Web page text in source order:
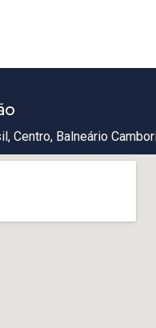
Centro, Balneário